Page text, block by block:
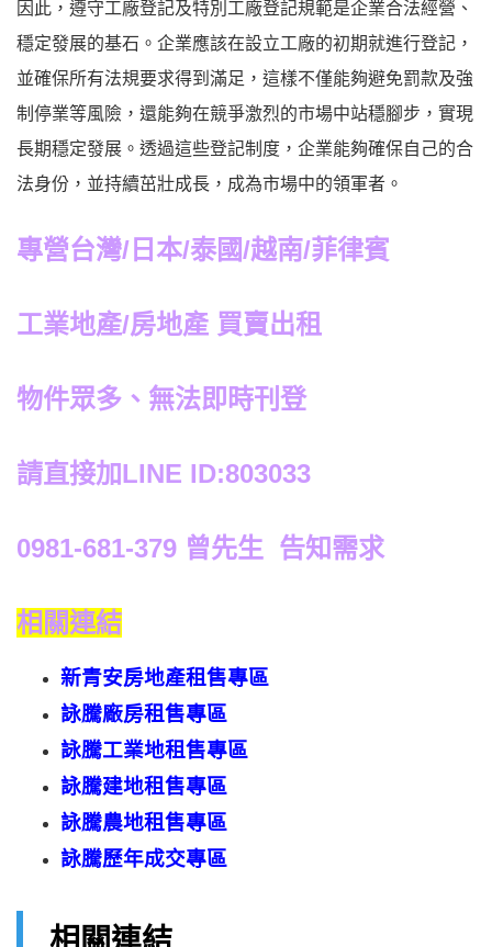
因此，遵守工廠登記及特別工廠登記規範是企業合法經營、
穩定發展的基石。企業應該在設立工廠的初期就進行登記，
並確保所有法規要求得到滿足，這樣不僅能夠避免罰款及強
制停業等風險，還能夠在競爭激烈的市場中站穩腳步，實現
長期穩定發展。透過這些登記制度，企業能夠確保自己的合
法身份，並持續茁壯成長，成為市場中的領軍者。
專營台灣/日本/泰國/越南/菲律賓
工業地產/房地產 買賣出租
物件眾多、無法即時刊登
請直接加LINE ID:803033
0981-681-379 曾先生 告知需求
相關連結
新青安房地產租售專區
詠騰廠房租售專區
詠騰工業地租售專區
詠騰建地租售專區
詠騰農地租售專區
詠騰歷年成交專區